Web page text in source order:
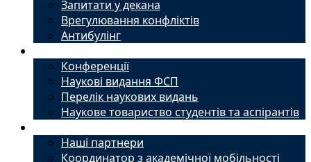
Запитати у декана
Врегулювання конфліктів
Антибулінг
Конференції
Наукові видання ФСП
Перелік наукових видань
Наукове товариство студентів та аспірантів
Наші партнери
Координатор з академічної мобільності